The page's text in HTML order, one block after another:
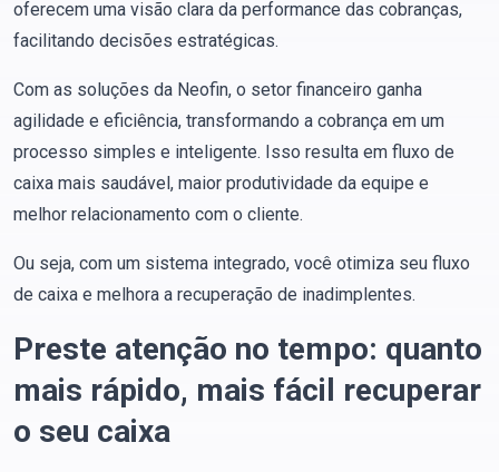
oferecem uma visão clara da performance das cobranças,
facilitando decisões estratégicas.
Com as soluções da Neofin, o setor financeiro ganha
agilidade e eficiência, transformando a cobrança em um
processo simples e inteligente. Isso resulta em fluxo de
caixa mais saudável, maior produtividade da equipe e
melhor relacionamento com o cliente.
Ou seja, com um sistema integrado, você otimiza seu fluxo
de caixa e melhora a recuperação de inadimplentes.
Preste atenção no tempo: quanto
mais rápido, mais fácil recuperar
o seu caixa